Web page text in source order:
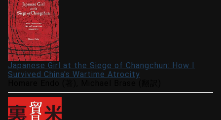
Japanese Girl at the Siege of Changchun: How I
Survived China's Wartime Atrocity